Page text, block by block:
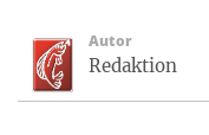
Autor
Redaktion